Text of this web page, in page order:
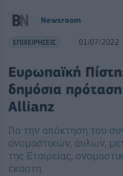
Newsroom
ΕΠΙΧΕΙΡΗΣΕΙΣ 01/07/2022
Ευρωπαϊκή
δημόσια
Allianz
Για την απόκτηση του
ονομαστικών, άυλων,
της Εταιρείας,
έκαστη.